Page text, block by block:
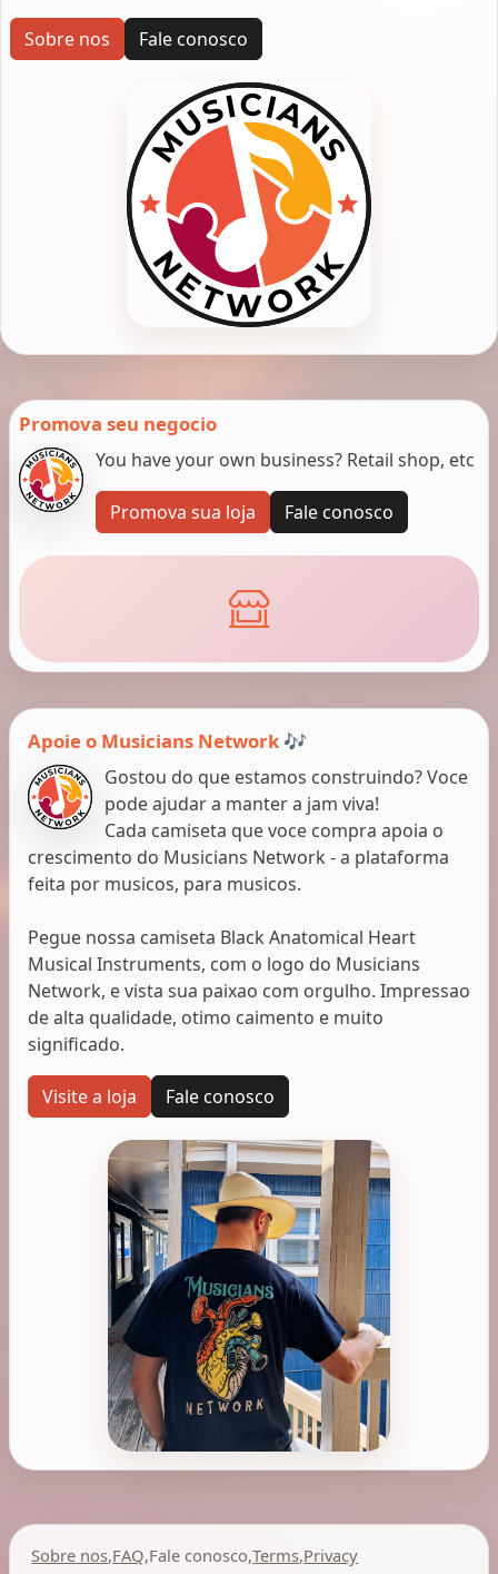
Sobre nos Fale conosco
Promova seu negocio
You have your own business? Retail shop, etc
Promova sua loja Fale conosco
Apoie o Musicians Network 🎶
Gostou do que estamos construindo? Voce
pode ajudar a manter a jam viva!
Cada camiseta que voce compra apoia o
crescimento do Musicians Network - a plataforma
feita por musicos, para musicos.
Pegue nossa camiseta Black Anatomical Heart
Musical Instruments, com o logo do Musicians
Network, e vista sua paixao com orgulho. Impressao
de alta qualidade, otimo caimento e muito
significado.
Visite a loja Fale conosco
Sobre nos,FAQ,Fale conosco,Terms,Privacy